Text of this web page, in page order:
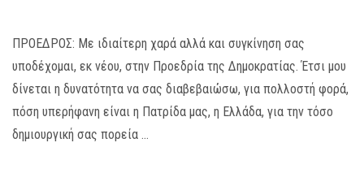
ΠΡΟΕΔΡΟΣ: Με ιδιαίτερη χαρά αλλά και συγκίνηση σας
υποδέχομαι, εκ νέου, στην Προεδρία της Δημοκρατίας. Έτσι μου
δίνεται η δυνατότητα να σας διαβεβαιώσω, για πολλοστή φορά,
πόση υπερήφανη είναι η Πατρίδα μας, η Ελλάδα, για την τόσο
δημιουργική σας πορεία …